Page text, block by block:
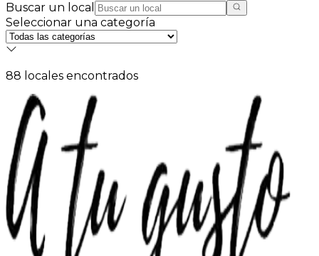
Buscar un local
Seleccionar una categoría
88 local es encontrados